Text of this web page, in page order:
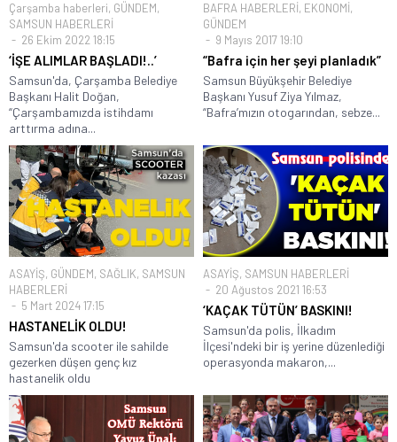
Çarşamba haberleri, GÜNDEM,
SAMSUN HABERLERİ
26 Ekim 2022 18:15
‘İŞE ALIMLAR BAŞLADI!..’
Samsun'da, Çarşamba Belediye
Başkanı Halit Doğan,
“Çarşambamızda istihdamı
arttırma adına...
BAFRA HABERLERİ, EKONOMİ,
GÜNDEM
9 Mayıs 2017 19:10
“Bafra için her şeyi planladık”
Samsun Büyükşehir Belediye
Başkanı Yusuf Ziya Yılmaz,
“Bafra’mızın otogarından, sebze...
ASAYİŞ, GÜNDEM, SAĞLIK, SAMSUN
HABERLERİ
5 Mart 2024 17:15
HASTANELİK OLDU!
Samsun'da scooter ile sahilde
gezerken düşen genç kız
hastanelik oldu
ASAYİŞ, SAMSUN HABERLERİ
20 Ağustos 2021 16:53
‘KAÇAK TÜTÜN’ BASKINI!
Samsun'da polis, İlkadım
İlçesi'ndeki bir iş yerine düzenlediği
operasyonda makaron,...